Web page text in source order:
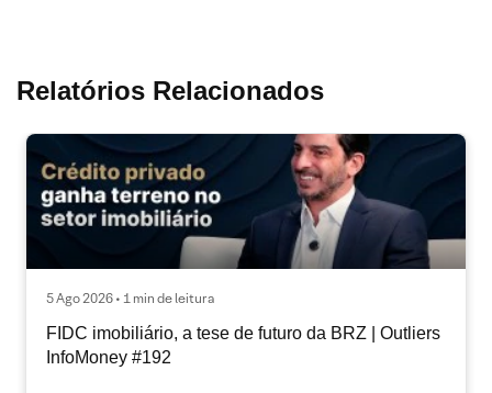
Relatórios Relacionados
5 Ago 2026 • 1 min de leitura
FIDC imobiliário, a tese de futuro da BRZ | Outliers
InfoMoney #192